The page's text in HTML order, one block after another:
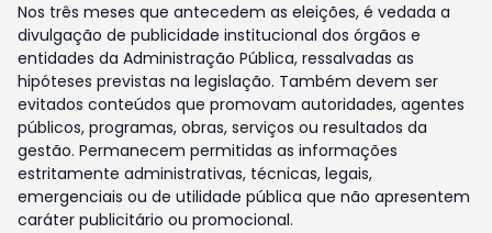
Nos três meses que antecedem as eleições, é vedada a
divulgação de publicidade institucional dos órgãos e
entidades da Administração Pública, ressalvadas as
hipóteses previstas na legislação. Também devem ser
evitados conteúdos que promovam autoridades, agentes
públicos, programas, obras, serviços ou resultados da
gestão. Permanecem permitidas as informações
estritamente administrativas, técnicas, legais,
emergenciais ou de utilidade pública que não apresentem
caráter publicitário ou promocional.